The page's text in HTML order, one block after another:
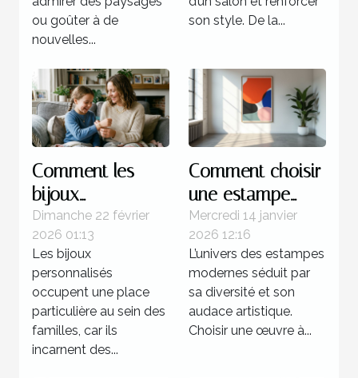
ou goûter à de
nouvelles...
son style. De la...
Comment les
bijoux
personnalisés
renforcent les
liens familiaux ?
Dimanche 22 février
2026 01:13
Les bijoux
personnalisés
occupent une place
particulière au sein des
familles, car ils
incarnent des...
Comment choisir
une estampe
moderne pour
votre collection ?
Mercredi 14 janvier
2026 12:16
L’univers des estampes
modernes séduit par
sa diversité et son
audace artistique.
Choisir une œuvre à...